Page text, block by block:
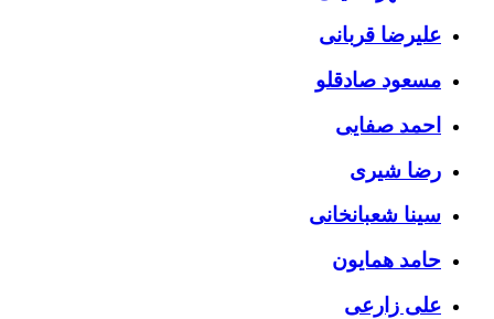
علیرضا قربانی
مسعود صادقلو
احمد صفایی
رضا شیری
سینا شعبانخانی
حامد همایون
علی زارعی